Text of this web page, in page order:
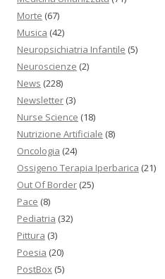
Morte (67)
Musica (42)
Neuropsichiatria Infantile (5)
Neuroscienze (2)
News (228)
Newsletter (3)
Nurse Science (18)
Nutrizione Artificiale (8)
Oncologia (24)
Ossigeno Terapia Iperbarica (21)
Out Of Border (25)
Pace (8)
Pediatria (32)
Pittura (3)
Poesia (20)
PostBox (5)